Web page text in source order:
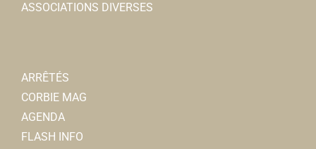
ASSOCIATIONS DIVERSES
ARRÊTÉS
CORBIE MAG
AGENDA
FLASH INFO